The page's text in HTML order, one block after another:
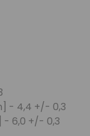
- 4,4 +/- 0,3
- 6,0 +/- 0,3